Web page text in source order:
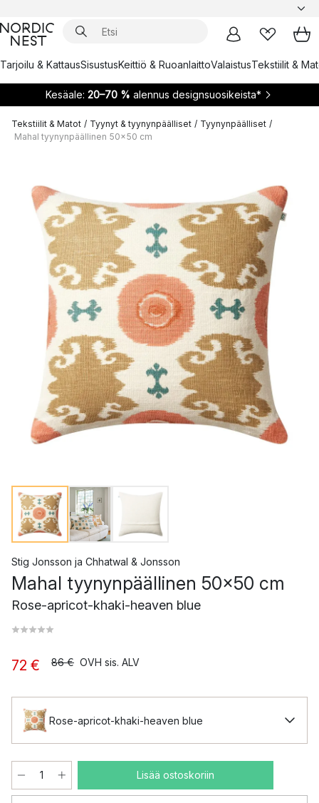
Tarjoilu & KattausSisustusKeittiö & RuoanlaittoValaistusTekstiilit &
Kesäale: 20–70 % alennus designsuosikeista*
Tekstiilit & Matot / Tyynyt & tyynynpäälliset / Tyynynpäälliset /
Mahal tyynynpäällinen 50x50 cm
Stig Jonsson ja Chhatwal & Jonsson
Mahal tyynynpäällinen 50x50 cm
Rose-apricot-khaki-heaven blue
72 € 86 € OVH sis. ALV
Rose-apricot-khaki-heaven blue
Lisää ostoskoriin